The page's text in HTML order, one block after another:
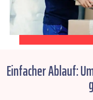
Einfacher Ablauf: